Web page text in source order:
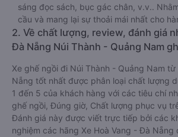
sáng đọc sách, bục gác chân, v.v..
cầu và mang lại sự thoải mái nhất cho
2. Về chất lượng, review, đánh giá
Đà Nẵng Núi Thành - Quảng Nam
Xe ghế ngồi đi Núi Thành - Quảng Nam
Nẵng tốt nhất được phân loại chất lượng
1 đến 5 của khách hàng với các tiêu chí
ghế ngồi, Đúng giờ, Chất lượng phục vụ
Đánh giá này được viết trực tiếp bởi các
nghiệm các hãng Xe Hoà Vang - Đà Nẵng